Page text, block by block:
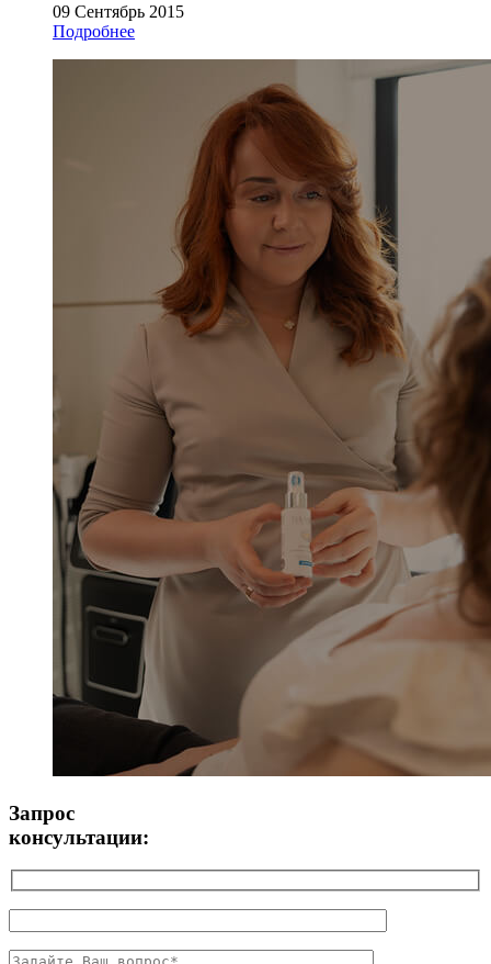
09 Сентябрь 2015
Подробнее
Запрос
консультации: